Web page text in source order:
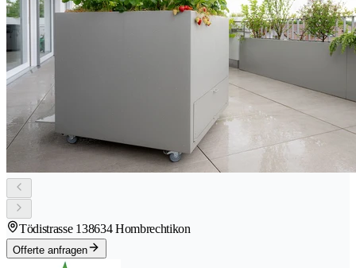
Tödistrasse 138634 Hombrechtikon
Offerte anfragen